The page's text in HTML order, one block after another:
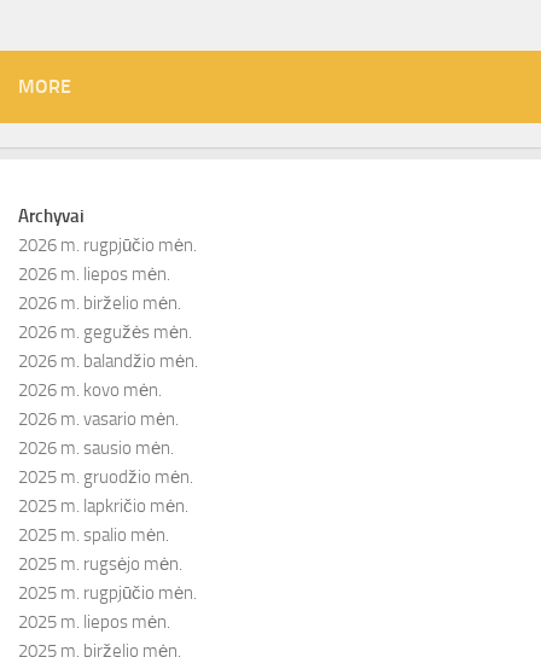
MORE
Archyvai
2026 m. rugpjūčio mėn.
2026 m. liepos mėn.
2026 m. birželio mėn.
2026 m. gegužės mėn.
2026 m. balandžio mėn.
2026 m. kovo mėn.
2026 m. vasario mėn.
2026 m. sausio mėn.
2025 m. gruodžio mėn.
2025 m. lapkričio mėn.
2025 m. spalio mėn.
2025 m. rugsėjo mėn.
2025 m. rugpjūčio mėn.
2025 m. liepos mėn.
2025 m. birželio mėn.